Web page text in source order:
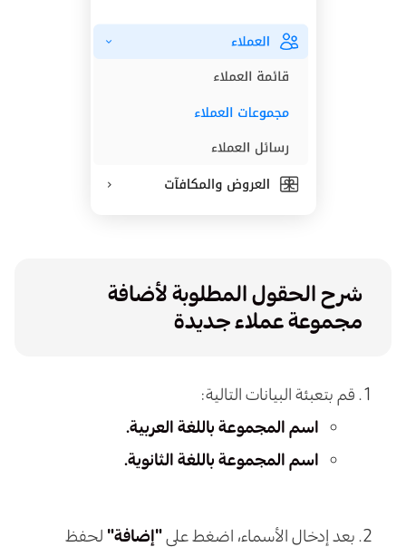
شرح الحقول المطلوبة لأضافة
مجموعة عملاء جديدة
قم بتعبئة البيانات التالية:
اسم المجموعة باللغة العربية.
اسم المجموعة باللغة الثانوية.
بعد إدخال الأسماء، اضغط على"إضافة" لحفظ